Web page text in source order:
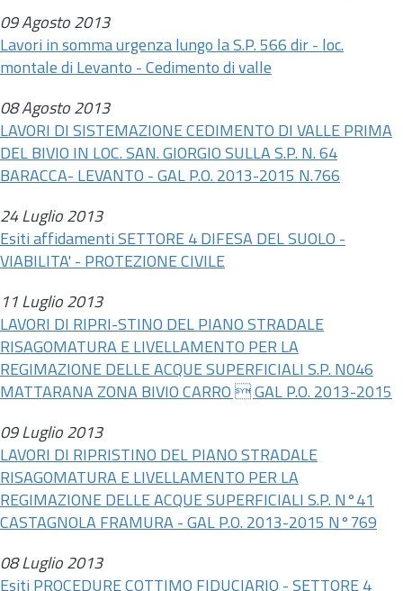
09 Agosto 2013
Lavori in somma urgenza lungo la S.P. 566 dir - loc.
montale di Levanto - Cedimento di valle
08 Agosto 2013
LAVORI DI SISTEMAZIONE CEDIMENTO DI VALLE PRIMA
DEL BIVIO IN LOC. SAN. GIORGIO SULLA S.P. N. 64
BARACCA- LEVANTO - GAL P.O. 2013-2015 N.766
24 Luglio 2013
Esiti affidamenti SETTORE 4 DIFESA DEL SUOLO -
VIABILITA' - PROTEZIONE CIVILE
11 Luglio 2013
LAVORI DI RIPRI-STINO DEL PIANO STRADALE
RISAGOMATURA E LIVELLAMENTO PER LA
REGIMAZIONE DELLE ACQUE SUPERFICIALI S.P. N046
MATTARANA ZONA BIVIO CARRO  GAL P.O. 2013-2015
09 Luglio 2013
LAVORI DI RIPRISTINO DEL PIANO STRADALE
RISAGOMATURA E LIVELLAMENTO PER LA
REGIMAZIONE DELLE ACQUE SUPERFICIALI S.P. N°41
CASTAGNOLA FRAMURA - GAL P.O. 2013-2015 N°769
08 Luglio 2013
Esiti PROCEDURE COTTIMO FIDUCIARIO - SETTORE 4